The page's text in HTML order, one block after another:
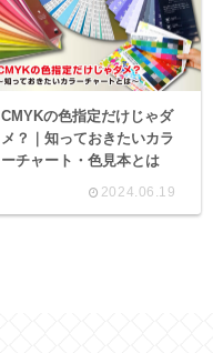
CMYKの色指定だけじゃダ
メ？｜知っておきたいカラ
ーチャート・色見本とは
2024.06.19